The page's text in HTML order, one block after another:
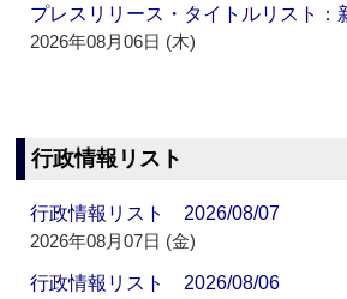
プレスリリース・タイトルリスト
2026年08月06日 (木)
行政情報リスト
行政情報リスト 2026/08/07
2026年08月07日 (金)
行政情報リスト 2026/08/06